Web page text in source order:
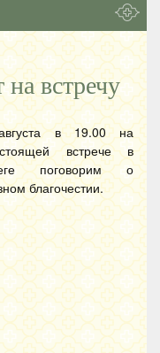
встречу
в 19.00 на
встрече в
поговорим о
благочестии.